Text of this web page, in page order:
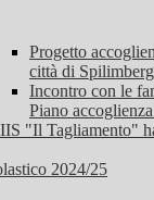
Progetto
città di
Incontro con le
Piano
"Il Tagliamento"
2024/25